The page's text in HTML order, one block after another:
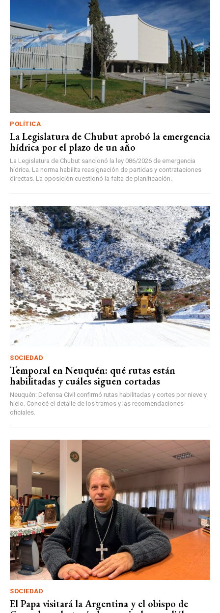
POLÍTICA
La Legislatura de Chubut aprobó la emergencia
hídrica por el plazo de un año
La Legislatura de Chubut sancionó la ley 086/2026 de emergencia
hídrica. La norma habilita reasignación de partidas y contrataciones
directas. La oposición cuestionó la falta de planificación.
SOCIEDAD
Temporal en Neuquén: qué rutas están
habilitadas y cuáles siguen cortadas
Neuquén: Defensa Civil confirmó rutas habilitadas y cortes por nieve y
hielo. Conocé el detalle de los tramos y las recomendaciones
oficiales.
SOCIEDAD
El Papa visitará la Argentina y el obispo de